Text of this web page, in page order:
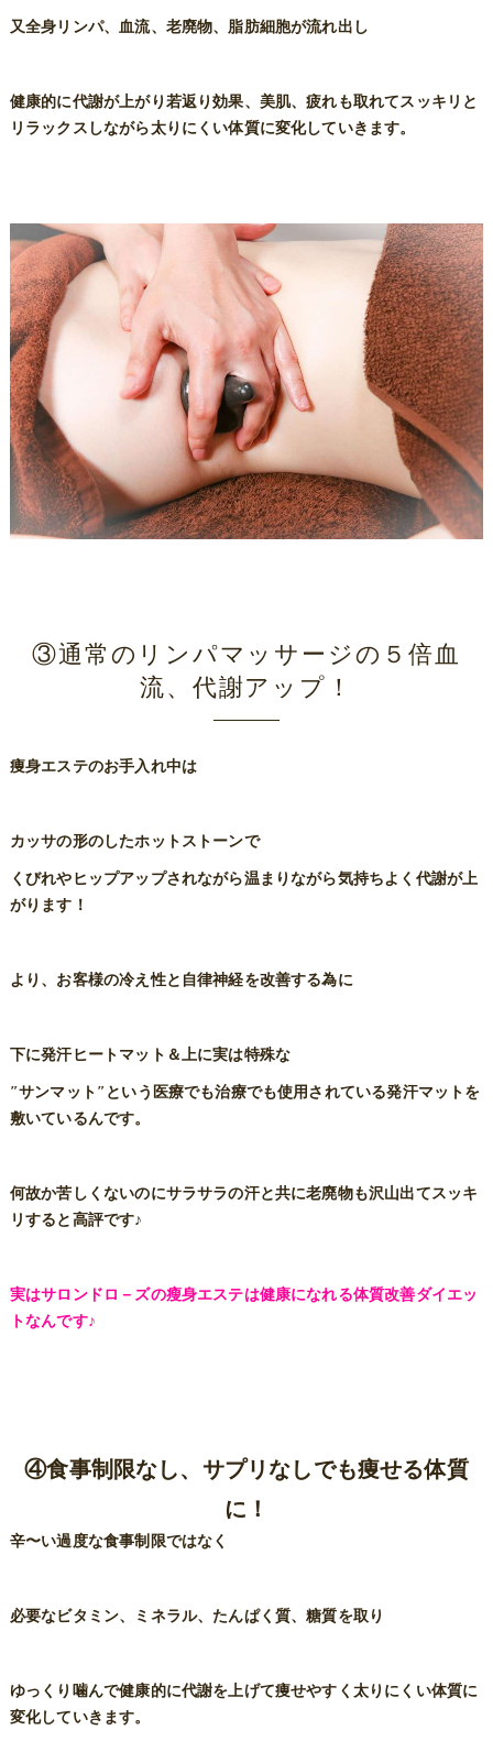
又全身リンパ、血流、老廃物、脂肪細胞が流れ出し
健康的に代謝が上がり若返り効果、美肌、疲れも取れてスッキリと
リラックスしながら太りにくい体質に変化していきます。
③通常のリンパマッサージの５倍血
流、代謝アップ！
痩身エステのお手入れ中は
カッサの形のしたホットストーンで
くびれやヒップアップされながら温まりながら気持ちよく代謝が上
がります！
より、お客様の冷え性と自律神経を改善する為に
下に発汗ヒートマット＆上に実は特殊な
″サンマット″という医療でも治療でも使用されている発汗マットを
敷いているんです。
何故か苦しくないのにサラサラの汗と共に老廃物も沢山出てスッキ
リすると高評です♪
実はサロンドロ－ズの瘦身エステは健康になれる体質改善ダイエッ
トなんです♪
④食事制限なし、サプリなしでも痩せる体質
に！
辛〜い過度な食事制限ではなく
必要なビタミン、ミネラル、たんぱく質、糖質を取り
ゆっくり噛んで健康的に代謝を上げて痩せやすく太りにくい体質に
変化していきます。